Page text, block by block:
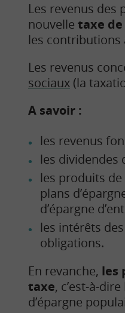
Les revenus des
nouvelle taxe de
les
Les revenus
sociaux (la
A savoir :
les revenus
les dividendes
les produits de
plans
d’épargne
les intérêts
obligations.
En revanche, les
taxe, c’est-à-dire
d’épargne